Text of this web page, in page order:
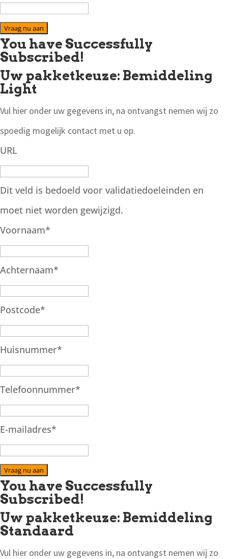
Vraag nu aan
You have Successfully
Subscribed!
Uw pakketkeuze: Bemiddeling
Light
Vul hier onder uw gegevens in, na ontvangst nemen wij zo
spoedig mogelijk contact met u op.
URL
Dit veld is bedoeld voor validatiedoeleinden en
moet niet worden gewijzigd.
Voornaam*
Achternaam*
Postcode*
Huisnummer*
Telefoonnummer*
E-mailadres*
Vraag nu aan
You have Successfully
Subscribed!
Uw pakketkeuze: Bemiddeling
Standaard
Vul hier onder uw gegevens in, na ontvangst nemen wij zo